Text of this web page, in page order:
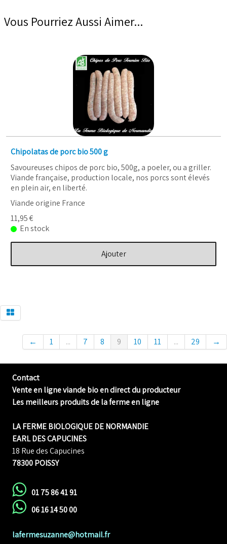
Vous Pourriez Aussi Aimer...
Chipolatas de porc bio 500 g
Savoureuses chipos de porc bio, 500g, a poeler, ou a griller.
Viande française, production locale, nos porcs sont élevés
en plein air, en liberté.
Viande origine France
11,95 €
En stock
Ajouter
← 1 ... 7 8 9 10 11 ... 29 →
Contact
Vente en ligne viande bio en direct du producteur
Les meilleurs produits de la ferme en ligne
LA FERME BIOLOGIQUE DE NORMANDIE
EARL DES CAPUCINES
18 Rue des Capucines
78300 POISSY
01 75 86 41 91
06 16 14 50 00
lafermesuzanne@hotmail.fr